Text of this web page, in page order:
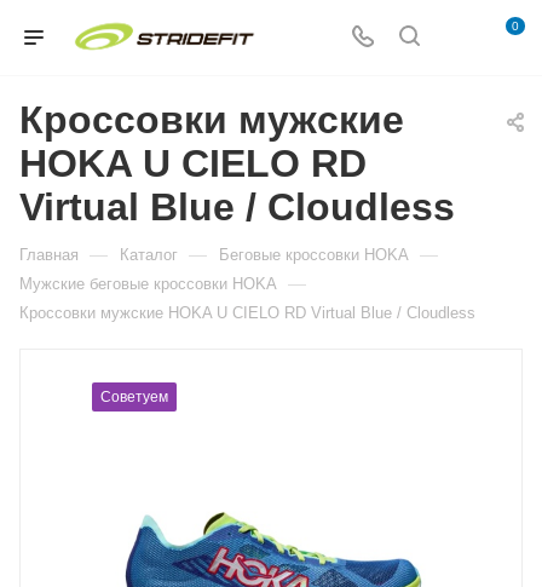
0
Кроссовки мужские
HOKA U CIELO RD
Virtual Blue / Cloudless
Главная — Каталог — Беговые кроссовки HOKA —
Мужские беговые кроссовки HOKA —
Кроссовки мужские HOKA U CIELO RD Virtual Blue / Cloudless
Советуем